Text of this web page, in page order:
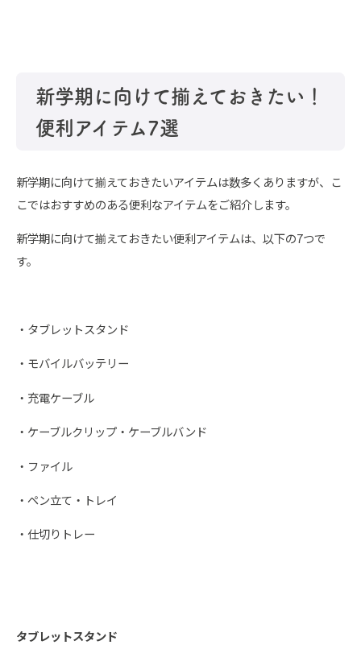
新学期に向けて揃えておきたい！
便利アイテム7選
新学期に向けて揃えておきたいアイテムは数多くありますが、こ
こではおすすめのある便利なアイテムをご紹介します。
新学期に向けて揃えておきたい便利アイテムは、以下の7つで
す。
・タブレットスタンド
・モバイルバッテリー
・充電ケーブル
・ケーブルクリップ・ケーブルバンド
・ファイル
・ペン立て・トレイ
・仕切りトレー
タブレットスタンド